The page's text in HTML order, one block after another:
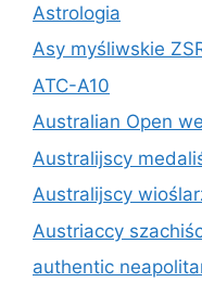
Astrologia
Asy myśliwskie
ATC-A10
Australian Open
Australijscy
Australijscy
Austriaccy
authentic